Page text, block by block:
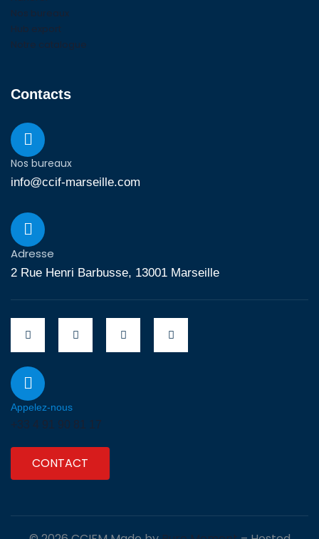
Nos bureaux
Hub export
Notre catalogue
Contacts
Nos bureaux
info@ccif-marseille.com
Adresse
2 Rue Henri Barbusse, 13001 Marseille
Appelez-nous
+33 4 91 90 81 17
CONTACT